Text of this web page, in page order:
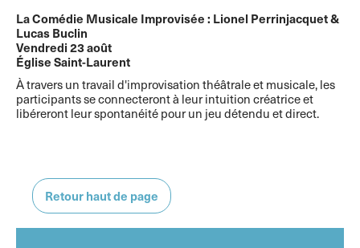
La Comédie Musicale Improvisée : Lionel Perrinjacquet &
Lucas Buclin
Vendredi 23 août
Église Saint-Laurent
À travers un travail d'improvisation théâtrale et musicale, les
participants se connecteront à leur intuition créatrice et
libéreront leur spontanéité pour un jeu détendu et direct.
Retour haut de page